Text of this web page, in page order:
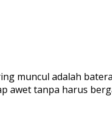
muncul adalah
awet tanpa harus